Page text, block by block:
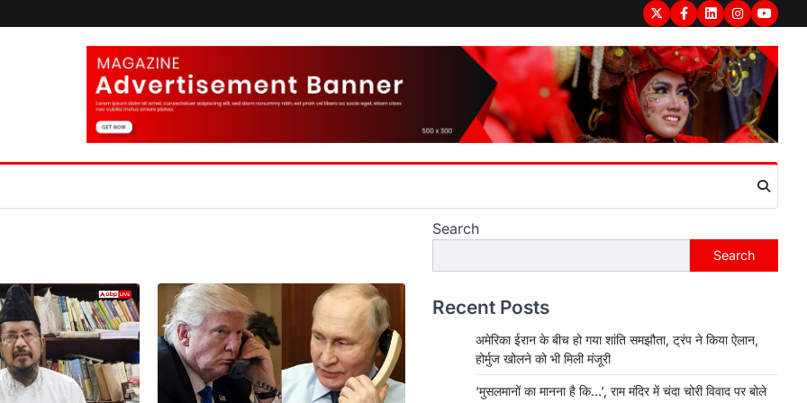
TwitterFacebook
LinkedInInstagram
Search
Search
Recent Posts
अमेरिका ईरान के बीच हो गया शांति समझौता, ट्रंप ने किया ऐलान,
होर्मुज खोलने को भी मिली मंजूरी
‘मुसलमानों का मानना है कि…’, राम मंदिर में चंदा चोरी विवाद पर बोले